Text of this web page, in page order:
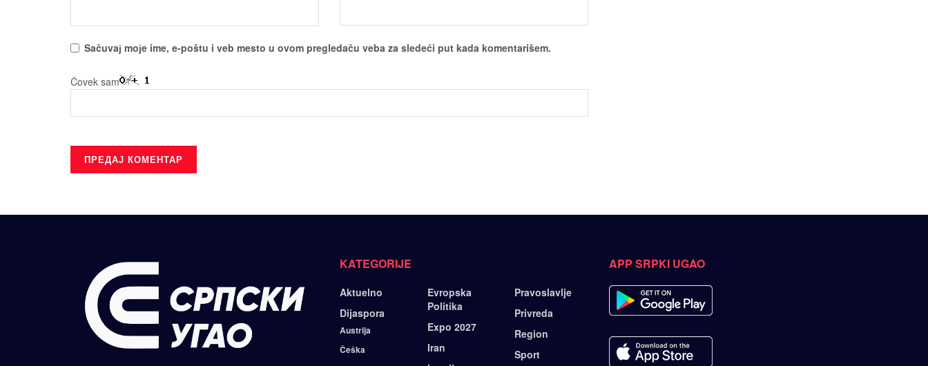
Sačuvaј moјe ime, e-poštu i veb mesto u ovom pregledaču veba za sledeći put kada komentarišem.
Čovek sam
KATEGORIJE
Aktuelno
Dijaspora
Austrija
Češka
Evropska
Politika
Expo 2027
Iran
Pravoslavlje
Privreda
Region
Sport
APP SRPKI UGAO